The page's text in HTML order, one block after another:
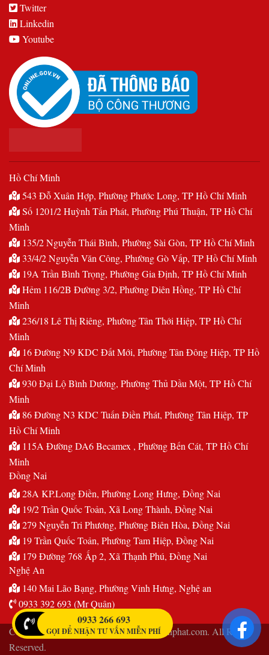
Twitter
Linkedin
Youtube
Hồ Chí Minh
543 Đỗ Xuân Hợp, Phường Phước Long, TP Hồ Chí Minh
Số 1201/2 Huỳnh Tấn Phát, Phường Phú Thuận, TP Hồ Chí
Minh
135/2 Nguyễn Thái Bình, Phường Sài Gòn, TP Hồ Chí Minh
33/4/2 Nguyễn Văn Công, Phường Gò Vấp, TP Hồ Chí Minh
19A Trần Bình Trọng, Phường Gia Định, TP Hồ Chí Minh
Hẻm 116/2B Đường 3/2, Phường Diên Hồng, TP Hồ Chí
Minh
236/18 Lê Thị Riêng, Phường Tân Thới Hiệp, TP Hồ Chí
Minh
16 Đường N9 KDC Đất Mới, Phường Tân Đông Hiệp, TP Hồ
Chí Minh
930 Đại Lộ Bình Dương, Phường Thủ Dầu Một, TP Hồ Chí
Minh
86 Đường N3 KDC Tuấn Điền Phát, Phường Tân Hiệp, TP
Hồ Chí Minh
115A Đường DA6 Becamex , Phường Bến Cát, TP Hồ Chí
Minh
Đồng Nai
28A KP.Long Điền, Phường Long Hưng, Đồng Nai
19/2 Trần Quốc Toản, Xã Long Thành, Đồng Nai
279 Nguyễn Tri Phương, Phường Biên Hòa, Đồng Nai
19 Trần Quốc Toản, Phường Tam Hiệp, Đồng Nai
179 Đường 768 Ấp 2, Xã Thạnh Phú, Đồng Nai
Nghệ An
140 Mai Lão Bạng, Phường Vinh Hưng, Nghệ an
0933 392 693 (Mr Quân)
0933 266 693
GỌI ĐỂ NHẬN TƯ VẤN MIỄN PHÍ
Copyright © 2015 – 2026 Dienlanhnguyenphat.com. All Rights
Reserved.